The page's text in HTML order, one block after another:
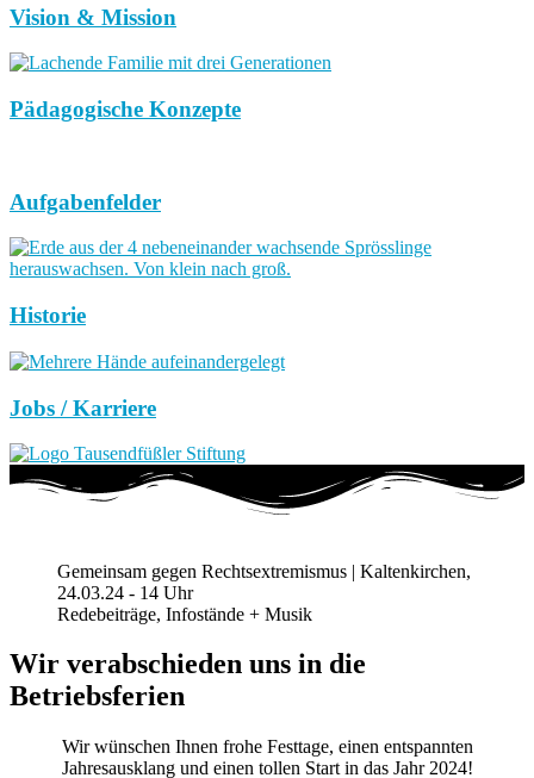
Vision & Mission
Pädagogische Konzepte
Aufgabenfelder
Historie
Jobs / Karriere
Gemeinsam gegen Rechtsextremismus | Kaltenkirchen,
24.03.24 - 14 Uhr
Redebeiträge, Infostände + Musik
Wir verabschieden uns in die
Betriebsferien
Wir wünschen Ihnen frohe Festtage, einen entspannten
Jahresausklang und einen tollen Start in das Jahr 2024!